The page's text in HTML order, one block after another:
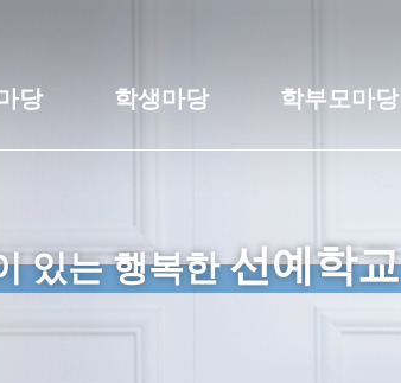
당 학생마당 학부모마당
있는 행복한선예학교